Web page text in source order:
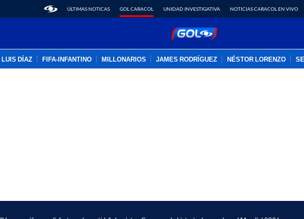
ÚLTIMAS NOTICAS GOL CARACOL UNIDAD INVESTIGATIVA NOTICIAS CARACOL EN VIVO
LUIS DÍAZ FIFA-INFANTINO MILLONARIOS JAMES RODRÍGUEZ NÉSTOR LORENZO